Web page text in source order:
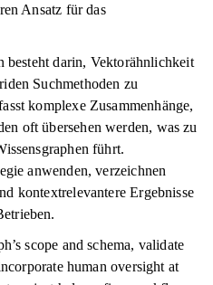
Ansatz für das
besteht darin, Vektorähnlichkeit
Suchmethoden zu
komplexe Zusammenhänge,
oft übersehen werden, was zu
führt.
anwenden, verzeichnen
kontextrelevantere Ergebnisse
scope and schema, validate
human oversight at